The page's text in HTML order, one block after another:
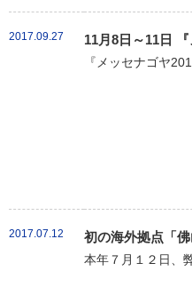
2017.09.27 11月8日～11日
『メッセナゴヤ
2017.07.12 初の海外拠点「
本年７月１２日、